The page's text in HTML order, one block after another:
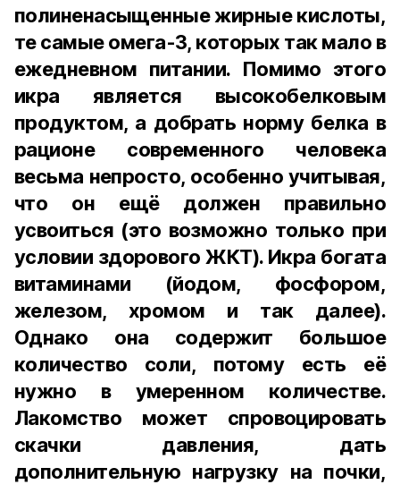
полиненасыщенные жирные кислоты,
те самые омега-3, которых так мало в
ежедневном питании. Помимо этого
икра является высокобелковым
продуктом, а добрать норму белка в
рационе современного человека
весьма непросто, особенно учитывая,
что он ещё должен правильно
усвоиться (это возможно только при
условии здорового ЖКТ). Икра богата
витаминами (йодом, фосфором,
железом, хромом и так далее).
Однако она содержит большое
количество соли, потому есть её
нужно в умеренном количестве.
Лакомство может спровоцировать
скачки давления, дать
дополнительную нагрузку на почки,